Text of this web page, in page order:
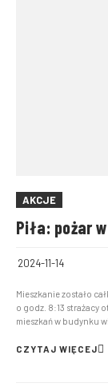
AKCJE
Piła: pożar
2024-11-14
Mieszkanie zostało
o godz. 8:13 strażacy
mieszkań w budynku
mieszkanie objęte
CZYTAJ WIĘCEJ